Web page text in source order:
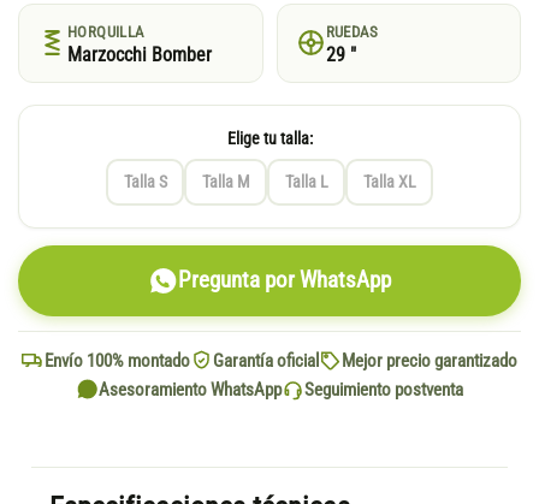
HORQUILLA
Marzocchi Bomber
RUEDAS
29 "
Elige tu talla:
Talla S Talla M Talla L Talla XL
Pregunta por WhatsApp
Envío 100% montado Garantía oficial
Mejor precio garantizado
Asesoramiento WhatsApp
Seguimiento postventa